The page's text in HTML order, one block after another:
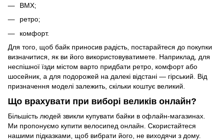
ВМХ;
ретро;
комфорт.
Для того, щоб байк приносив радість, постарайтеся до покупки
визначитися, як ви його використовуватимете. Наприклад, для
неспішної їзди містом варто придбати ретро, комфорт або
шосейник, а для подорожей на далекі відстані — гірський. Від
призначення моделі залежить, скільки коштує великий.
Що врахувати при виборі великів онлайн?
Більшість людей звикли купувати байки в офлайн-магазинах.
Ми пропонуємо купити велосипед онлайн. Скористайтеся
нашими підказками, щоб вибрати його, не виходячи з дому.